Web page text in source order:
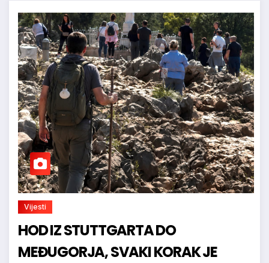
Vijesti
HOD IZ STUTTGARTA DO
MEĐUGORJA, SVAKI KORAK JE